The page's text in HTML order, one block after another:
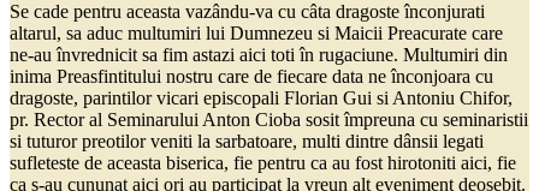
Se cade pentru aceasta vazându-va cu câta dragoste înconjurati
altarul, sa aduc multumiri lui Dumnezeu si Maicii Preacurate care
ne-au învrednicit sa fim astazi aici toti în rugaciune. Multumiri din
inima Preasfintitului nostru care de fiecare data ne înconjoara cu
dragoste, parintilor vicari episcopali Florian Gui si Antoniu Chifor,
pr. Rector al Seminarului Anton Cioba sosit împreuna cu seminaristii
si tuturor preotilor veniti la sarbatoare, multi dintre dânsii legati
sufleteste de aceasta biserica, fie pentru ca au fost hirotoniti aici, fie
ca s-au cununat aici ori au participat la vreun alt eveniment deosebit.